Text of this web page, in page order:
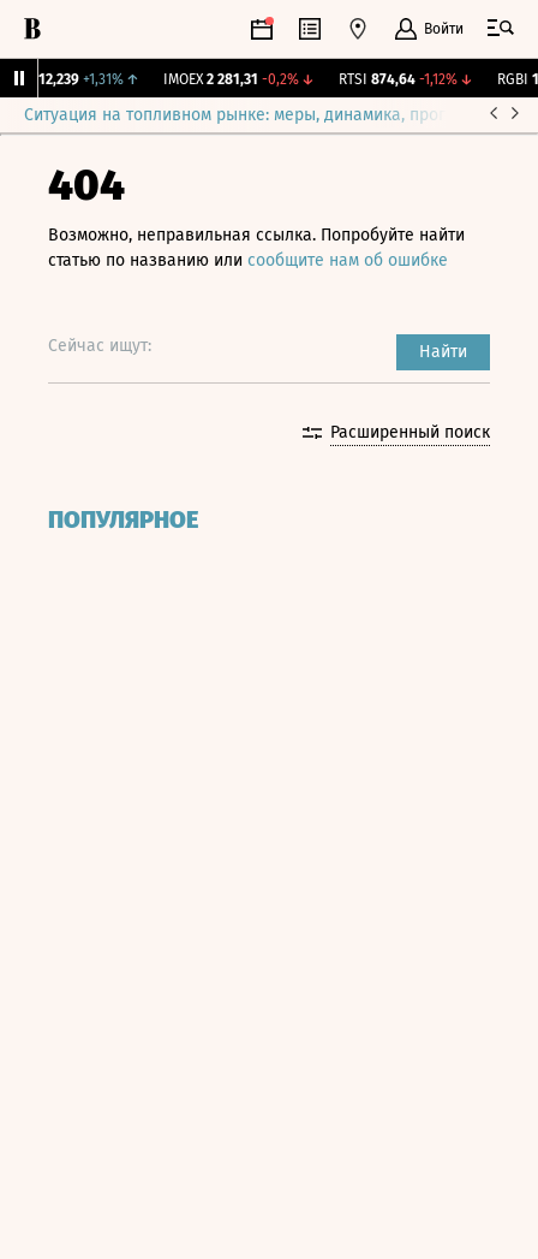
Войти
12,239 +1,31% ↑ IMOEX 2 281,31 -0,2%↓ RTSI 874,64 -1,12%↓ RGBI
Ситуация на топливном рынке: меры, динамика, прогнозы
404
Возможно, неправильная ссылка. Попробуйте найти
статью по названию или сообщите нам об ошибке
Сейчас ищут: Найти
Расширенный поиск
ПОПУЛЯРНОЕ